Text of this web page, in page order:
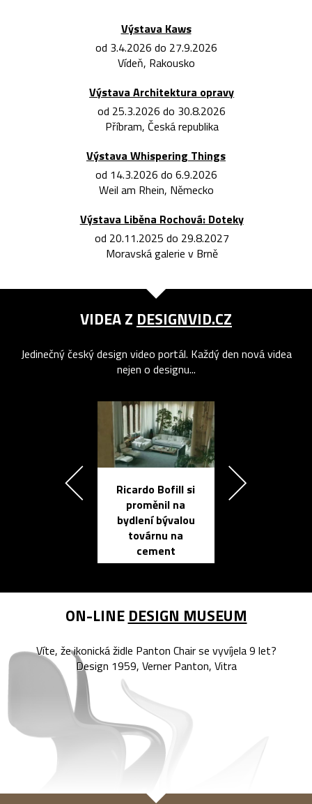
Výstava Kaws
od 3.4.2026 do 27.9.2026
Vídeň, Rakousko
Výstava Architektura opravy
od 25.3.2026 do 30.8.2026
Příbram, Česká republika
Výstava Whispering Things
od 14.3.2026 do 6.9.2026
Weil am Rhein, Německo
Výstava Liběna Rochová: Doteky
od 20.11.2025 do 29.8.2027
Moravská galerie v Brně
VIDEA Z DESIGNVID.CZ
Jedinečný český design video portál. Každý den nová videa
nejen o designu...
Ricardo Bofill si
proměnil na
bydlení bývalou
továrnu na
cement
ON-LINE DESIGN MUSEUM
Víte, že ikonická židle Panton Chair se vyvíjela 9 let?
Design 1959, Verner Panton, Vitra